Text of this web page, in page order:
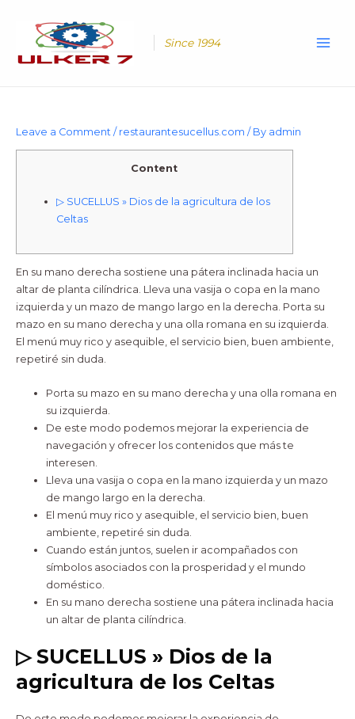
content
Since 1994
Leave a Comment / restaurantesucellus.com / By admin
Content
▷ SUCELLUS » Dios de la agricultura de los
Celtas
En su mano derecha sostiene una pátera inclinada hacia un
altar de planta cilíndrica. Lleva una vasija o copa en la mano
izquierda y un mazo de mango largo en la derecha. Porta su
mazo en su mano derecha y una olla romana en su izquierda.
El menú muy rico y asequible, el servicio bien, buen ambiente,
repetiré sin duda.
Porta su mazo en su mano derecha y una olla romana en
su izquierda.
De este modo podemos mejorar la experiencia de
navegación y ofrecer los contenidos que más te
interesen.
Lleva una vasija o copa en la mano izquierda y un mazo
de mango largo en la derecha.
El menú muy rico y asequible, el servicio bien, buen
ambiente, repetiré sin duda.
Cuando están juntos, suelen ir acompañados con
símbolos asociados con la prosperidad y el mundo
doméstico.
En su mano derecha sostiene una pátera inclinada hacia
un altar de planta cilíndrica.
▷ SUCELLUS » Dios de la
agricultura de los Celtas